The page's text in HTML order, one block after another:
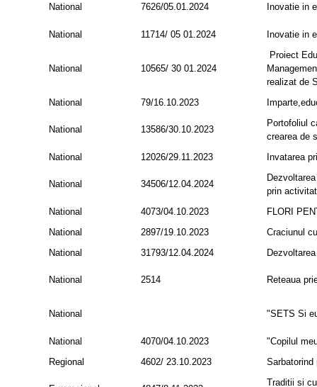
National 7626/05.01.2024 Inovatie in
National 11714/ 05 01.2024 Inovatie in
National 10565/ 30 01.2024
Proiect
realizat de
National
79/16.10.2023
National 13586/30.10.2023
Portofoliul
crearea de
National
12026/29.11.2023 Invatarea
National 34506/12.04.2024
prin
National
4073/04.10.2023
FLORI
National
2897/19.10.2023
Craciunul
National
31793/12.04.2024
National 2514 Reteaua
National "SETS Si
National 4070/04.10.2023
"Copilul
Regional
4602/ 23.10.2023 Sarbatorind
Traditii si